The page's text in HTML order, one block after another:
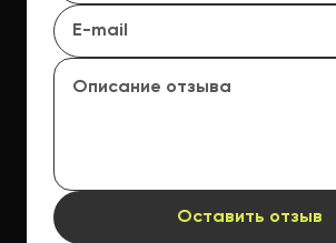
Оставить отзыв